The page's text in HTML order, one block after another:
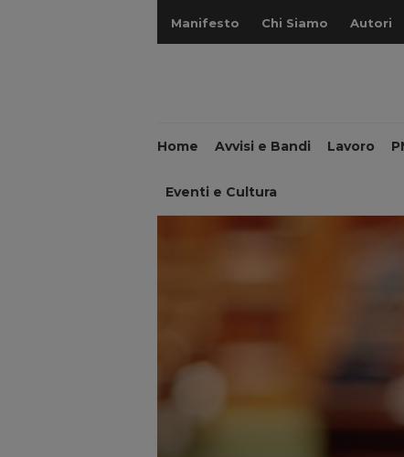
Manifesto Chi Siamo Autori
Home Avvisi e Bandi Lavoro
Eventi e Cultura